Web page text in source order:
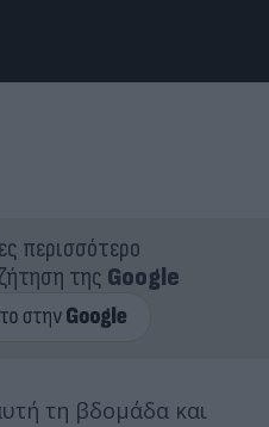
περισσότερο
της Google
τη βδομάδα και